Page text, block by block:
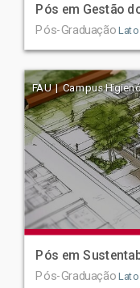
Pós em Gestão
Pós-Graduação Lato
FAU | Campus
Pós em
Pós-Graduação Lato